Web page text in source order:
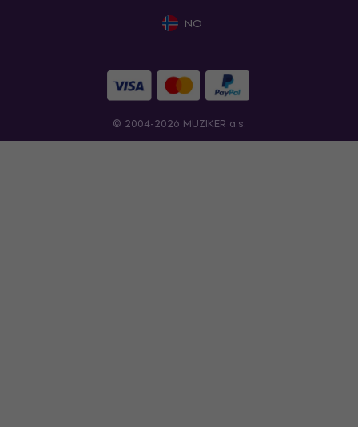
NO
© 2004-2026 MUZIKER a.s.